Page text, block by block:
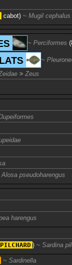
cabot) Mugil cephalus
Perciformes
> Zeus
Alosa pseudoharengus
harengus
PILCHARD ) Sardina
Sardinella